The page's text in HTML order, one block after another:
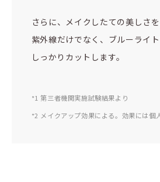
さらに、メイクしたての美しさ
紫外線だけでなく、ブルーライ
しっかりカットします。
*1 第三者機関実施試験結果より
*2 メイクアップ効果による。効果には個